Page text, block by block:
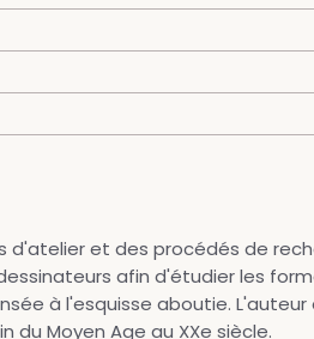
d'atelier et des procédés de
afin d'étudier les
à l'esquisse aboutie. L'auteur
du Moyen Age au XXe siècle.